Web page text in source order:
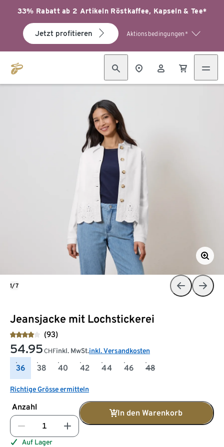
33% Rabatt ab 2 Artikeln Röstkaffee, Kapseln & Tee*
Jetzt profitieren Aktionsbedingungen*
Jeansjacke mit Lochstickerei
(93)
54.95 CHFinkl. MwSt.inkl. Versandkosten
36 38 40 42 44 46 48
Richtige Grösse ermitteln
Anzahl
In den Warenkorb
Auf Lager
1/7